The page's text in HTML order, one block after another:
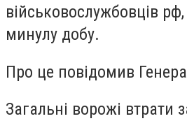
військовослужбовців
минулу добу.
Про це повідомив
Загальні ворожі втрати